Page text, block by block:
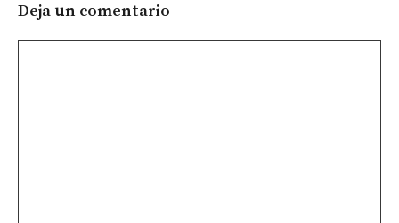
Deja un comentario